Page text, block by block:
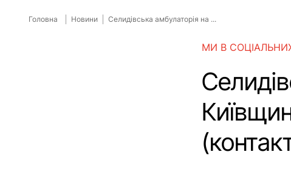
Головна Новини Селидівська амбулаторія на ...
МИ В